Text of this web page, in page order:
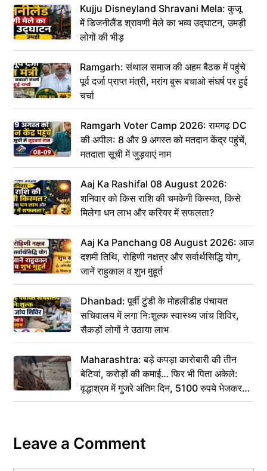
Kujju Disneyland Shravani Mela: कुजू
में डिजनीलैंड श्रावणी मेले का भव्य उद्घाटन, उमड़ी
लोगों की भीड़
Ramgarh: संथाल समाज की अहम बैठक में पहुंचे
पूर्व दर्जा प्राप्त मंत्री, मरांग बुरू बचाओ संघर्ष पर हुई
चर्चा
Ramgarh Voter Camp 2026: रामगढ़ DC
की अपील: 8 और 9 अगस्त को मतदान केंद्र पहुंचें,
मतदाता सूची में जुड़वाएं नाम
Aaj Ka Rashifal 08 August 2026:
शनिवार को किस राशि की चमकेगी किस्मत, किसे
मिलेगा धन लाभ और करियर में सफलता?
Aaj Ka Panchang 08 August 2026: आज
दशमी तिथि, रोहिणी नक्षत्र और सर्वार्थसिद्धि योग,
जानें राहुकाल व शुभ मुहूर्त
Dhanbad: पूर्वी टुंडी के मोहलीडीह पंचायत
सचिवालय में लगा निःशुल्क स्वास्थ्य जांच शिविर,
सैकड़ों लोगों ने उठाया लाभ
Maharashtra: बड़े कपड़ा कारोबारी की तीन
बेटियां, करोड़ों की कमाई… फिर भी पिता अकेले:
वृद्धाश्रम में गुजरे अंतिम दिन, 5100 रुपये भेजकर
कहा– अंतिम संस्कार कर दीजिए हम नहीं आ पाएंगे
Leave a Comment